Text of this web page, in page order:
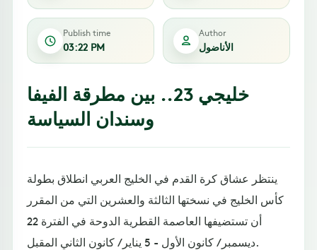
Publish time
03:22 PM
Author
الأناضول
خليجي 23.. بين مطرقة الفيفا
وسندان السياسة
ينتظر عشاق كرة القدم في الخليج العربي انطلاق بطولة
كأس الخليج في نسختها الثالثة والعشرين التي من المقرر
أن تستضيفها العاصمة القطرية الدوحة في الفترة 22
ديسمبر / كانون الأول - 5 يناير / كانون الثاني المقبل.